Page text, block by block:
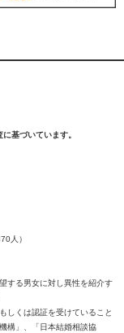
基づいています。
人）
する男女に対し異性を紹介す
しくは認証を受けていること
構」、「日本結婚相談協